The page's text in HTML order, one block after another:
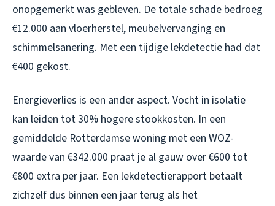
onopgemerkt was gebleven. De totale schade bedroeg
€12.000 aan vloerherstel, meubelvervanging en
schimmelsanering. Met een tijdige lekdetectie had dat
€400 gekost.
Energieverlies is een ander aspect. Vocht in isolatie
kan leiden tot 30% hogere stookkosten. In een
gemiddelde Rotterdamse woning met een WOZ-
waarde van €342.000 praat je al gauw over €600 tot
€800 extra per jaar. Een lekdetectierapport betaalt
zichzelf dus binnen een jaar terug als het